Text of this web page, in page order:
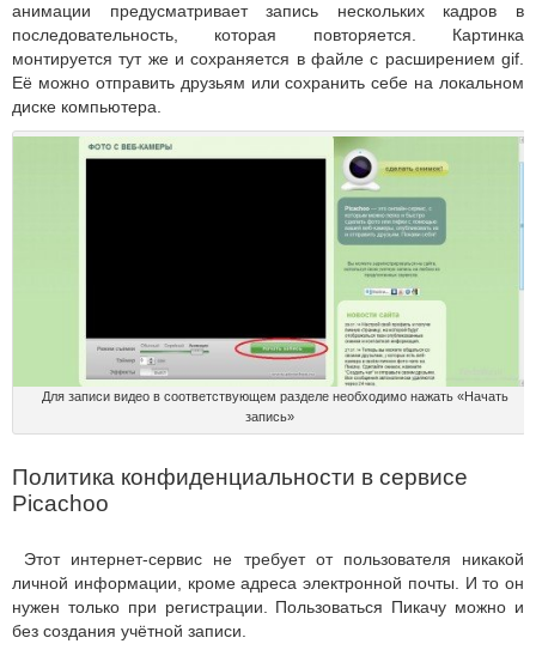
анимации предусматривает запись нескольких кадров в
последовательность, которая повторяется. Картинка
монтируется тут же и сохраняется в файле с расширением gif.
Её можно отправить друзьям или сохранить себе на локальном
диске компьютера.
Для записи видео в соответствующем разделе необходимо нажать «Начать
запись»
Политика конфиденциальности в сервисе
Picachoo
Этот интернет-сервис не требует от пользователя никакой
личной информации, кроме адреса электронной почты. И то он
нужен только при регистрации. Пользоваться Пикачу можно и
без создания учётной записи.